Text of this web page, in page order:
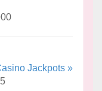
Jackpots »